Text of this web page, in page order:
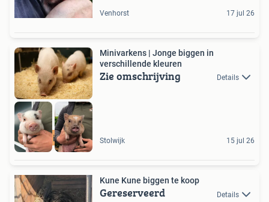
Venhorst 17 jul 26
Deskundig advies
Minivarkens | Jonge biggen in
verschillende kleuren
Zie omschrijving Details
Stolwijk 15 jul 26
Kune Kune biggen te koop
Gereserveerd Details